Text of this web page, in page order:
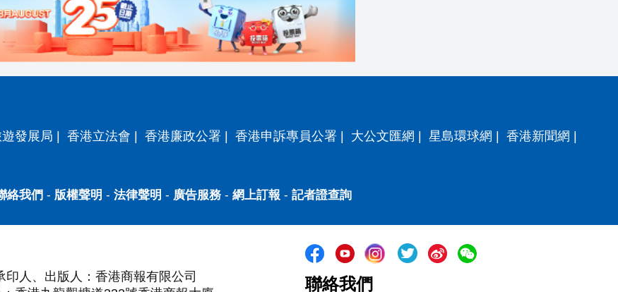
發展局 | 香港立法會 | 香港廉政公署 | 香港申訴專員公署 | 大公文匯網 | 星島環球網 | 香港新聞網 |
絡我們 - 版權聲明 - 法律聲明 - 廣告服務- 網上訂報 - 記者證查詢
印人、出版人：香港商報有限公司
聯絡我們